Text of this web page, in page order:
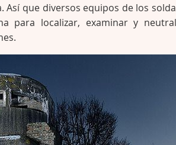
que diversos equipos de los
para localizar, examinar y